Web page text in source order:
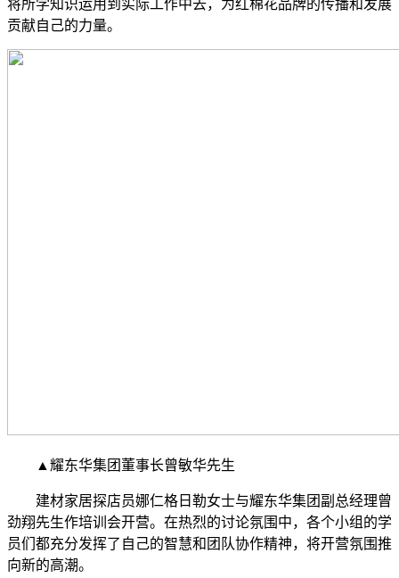
将所学知识运用到实际工作中去，为红棉花品牌的传播和发展
贡献自己的力量。
▲耀东华集团董事长曾敏华先生
建材家居探店员娜仁格日勒女士与耀东华集团副总经理曾
劲翔先生作培训会开营。在热烈的讨论氛围中，各个小组的学
员们都充分发挥了自己的智慧和团队协作精神，将开营氛围推
向新的高潮。